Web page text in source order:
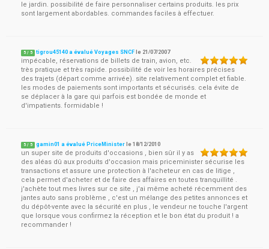
le jardin. possibilité de faire personnaliser certains produits. les prix
sont largement abordables. commandes faciles à effectuer.
5 / 5 tigrou45140 a évalué Voyages SNCF le 21/07/2007
impécable, réservations de billets de train, avion, etc.
très pratique et très rapide. possibilité de voir les horaires précises
des trajets (départ comme arrivée). site relativement complet et fiable.
les modes de paiements sont importants et sécurisés. cela évite de
se déplacer à la gare qui parfois est bondée de monde et
d'impatients. formidable !
5 / 5 gamin01 a évalué PriceMinister le18/12/2010
un super site de produits d'occasions , bien sûr il y as
des aléas dû aux produits d'occasion mais priceminister sécurise les
transactions et assure une protection à l'acheteur en cas de litige ,
cela permet d'acheter et de faire des affaires en toutes tranquillité .
j'achète tout mes livres sur ce site , j'ai même acheté récemment des
jantes auto sans problème , c'est un mélange des petites annonces et
du dépôt-vente avec la sécurité en plus , le vendeur ne touche l'argent
que lorsque vous confirmez la réception et le bon état du produit ! a
recommander !